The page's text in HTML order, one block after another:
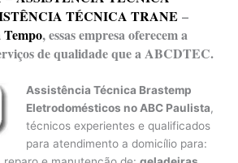
TÉCNICA TRANE –
Tempo, essas empresa oferecem a
de qualidade que a ABCDTEC.
Assistência Técnica Brastemp
Eletrodomésticos no ABC Paulista,
técnicos experientes e qualificados
para atendimento a domicílio para: